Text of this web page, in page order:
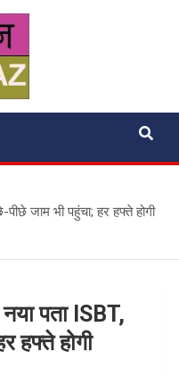
जाम भी पहुंचा; हर हफ्ते होगी
पता ISBT,
हफ्ते होगी